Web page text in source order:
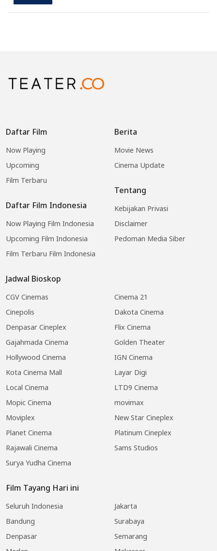
Daftar Film
Now Playing
Upcoming
Film Terbaru
Daftar Film Indonesia
Now Playing Film Indonesia
Upcoming Film Indonesia
Film Terbaru Film Indonesia
Jadwal Bioskop
CGV Cinemas
Cinema 21
Cinepolis
Dakota Cinema
Denpasar Cineplex
Flix Cinema
Gajahmada Cinema
Golden Theater
Hollywood Cinema
IGN Cinema
Kota Cinema Mall
Layar Digi
Local Cinema
LTD9 Cinema
Mopic Cinema
movimax
Moviplex
New Star Cineplex
Planet Cinema
Platinum Cineplex
Rajawali Cinema
Sams Studios
Surya Yudha Cinema
Film Tayang Hari ini
Seluruh Indonesia
Jakarta
Bandung
Surabaya
Denpasar
Semarang
Berita
Movie News
Cinema Update
Tentang
Kebijakan Privasi
Disclaimer
Pedoman Media Siber